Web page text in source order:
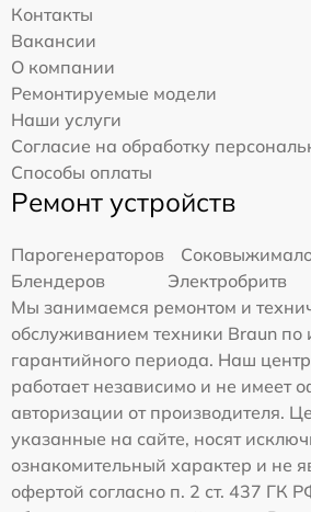
Контакты
Вакансии
О компании
Ремонтируемые модели
Наши услуги
Согласие на обработку
Способы оплаты
Ремонт устройств
Парогенераторов
Блендеров
Электробритв
Мы занимаемся ремонтом и
обслуживанием техники Braun по
гарантийного периода. Наш
работает независимо и не имеет
авторизации от производителя.
указанные на сайте, носят
ознакомительный характер и не
офертой согласно п. 2 ст. 437 ГК